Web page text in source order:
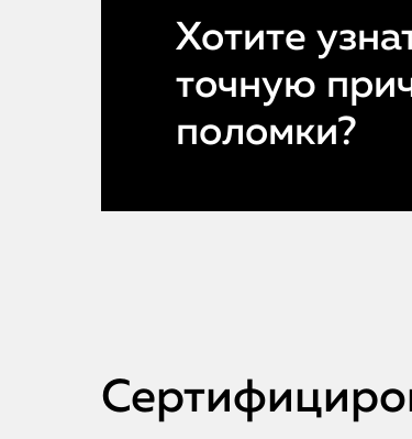
Хотите
точную
поломки?